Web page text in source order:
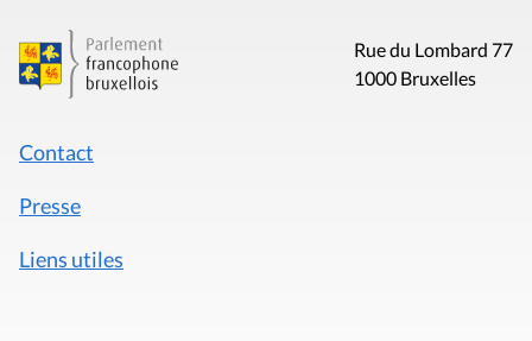
Rue du Lombard 77
1000 Bruxelles
Contact
Presse
Liens utiles